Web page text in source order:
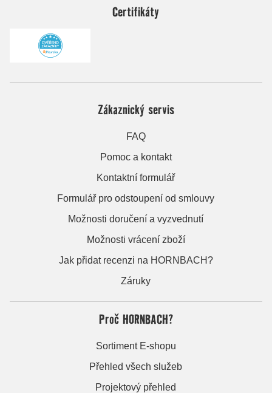
Certifikáty
Zákaznický servis
FAQ
Pomoc a kontakt
Kontaktní formulář
Formulář pro odstoupení od smlouvy
Možnosti doručení a vyzvednutí
Možnosti vrácení zboží
Jak přidat recenzi na HORNBACH?
Záruky
Proč HORNBACH?
Sortiment E-shopu
Přehled všech služeb
Projektový přehled